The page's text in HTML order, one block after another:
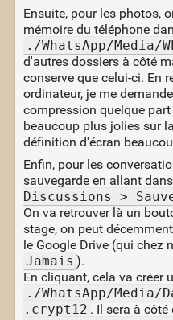
Ensuite, pour les photos,
mémoire du téléphone
./WhatsApp/Media/
d'autres dossiers à côté
conserve que celui-ci. En
ordinateur, je me
compression quelque
beaucoup plus jolies sur
définition d'écran
Enfin, pour les
sauvegarde en allant dans
Discussions >
On va retrouver là un
stage, on peut
le Google Drive (qui chez
Jamais ).
En cliquant, cela va créer
./WhatsApp/Media/
.crypt12 . Il sera à